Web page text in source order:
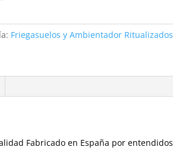
Friegasuelos y Ambientador Ritualizados
Fabricado en España por entendidos